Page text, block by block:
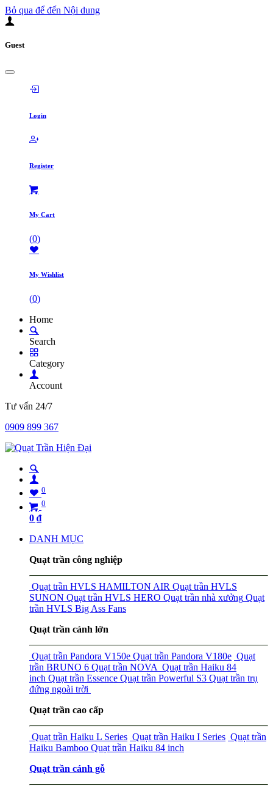
Bỏ qua để đến Nội dung
Guest
Login
Register
My Cart
(0)
My Wishlist
(0)
Home
Search
Category
Account
Tư vấn 24/7
0909 899 367
0
0
0 ₫
DANH MỤC
Quạt trần công nghiệp
Quạt trần HVLS HAMILTON AIR Quạt trần HVLS
SUNON Quạt trần HVLS HERO Quạt trần nhà xưởng Quạt
trần HVLS Big Ass Fans
Quạt trần cánh lớn
Quạt trần Pandora V150e Quạt trần Pandora V180e Quạt
trần BRUNO 6 Quạt trần NOVA Quạt trần Haiku 84
inch Quạt trần Essence Quạt trần Powerful S3 Quạt trần trụ
đứng ngoài trời
Quạt trần cao cấp
Quạt trần Haiku L Series Quạt trần Haiku I Series Quạt trần
Haiku Bamboo Quạt trần Haiku 84 inch
Quạt trần cánh gỗ